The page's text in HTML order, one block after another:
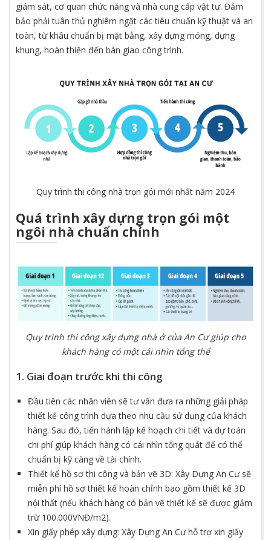
giám sát, cơ quan chức năng và nhà cung cấp vật tư. Đảm
bảo phải tuân thủ nghiêm ngặt các tiêu chuẩn kỹ thuật và an
toàn, từ khâu chuẩn bị mặt bằng, xây dựng móng, dựng
khung, hoàn thiện đến bàn giao công trình.
Quy trình thi công nhà trọn gói mới nhất năm 2024
Quá trình xây dựng trọn gói một
ngôi nhà chuẩn chỉnh
Quy trình thi công xây dựng nhà ở của An Cư giúp cho
khách hàng có một cái nhìn tổng thể
1. Giai đoạn trước khi thi công
Đầu tiên các nhân viên sẽ tư vấn đưa ra những giải pháp
thiết kế công trình dựa theo nhu cầu sử dụng của khách
hàng. Sau đó, tiến hành lập kế hoạch chi tiết và dự toán
chi phí giúp khách hàng có cái nhìn tổng quát để có thể
chuẩn bị kỹ càng về tài chính.
Thiết kế hồ sơ thi công và bản vẽ 3D: Xây Dựng An Cư sẽ
miễn phí hồ sơ thiết kế hoàn chỉnh bao gồm thiết kế 3D
nội thất (nếu khách hàng có bản vẽ thiết kế sẽ được giảm
trừ 100.000VNĐ/m2).
Xin giấy phép xây dựng: Xây Dựng An Cư hỗ trợ xin giấy